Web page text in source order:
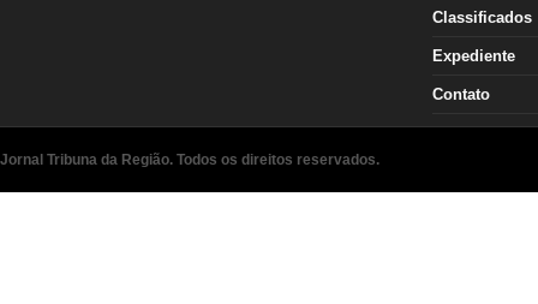
Classificados
Expediente
Contato
Jornal Tribuna da Região. Todos os direitos reservados.